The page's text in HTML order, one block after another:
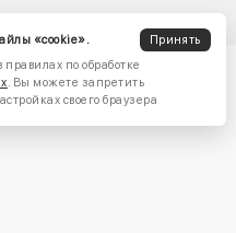
«cookie».
Принять
по обработке
. Вы можете запретить
своего браузера